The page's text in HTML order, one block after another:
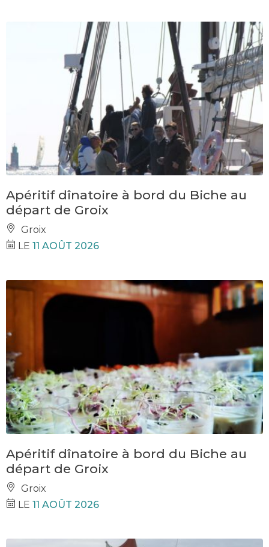
Apéritif dînatoire à bord du Biche au
départ de Groix
Groix
LE 11 AOÛT 2026
Apéritif dînatoire à bord du Biche au
départ de Groix
Groix
LE 11 AOÛT 2026